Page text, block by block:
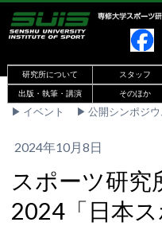
研究所について スタッフ
出版・執筆・講演
そのほか
▶︎ イベント ▶︎ 公開シンポジウ
2024年10月8日
スポーツ研究
2024「日本